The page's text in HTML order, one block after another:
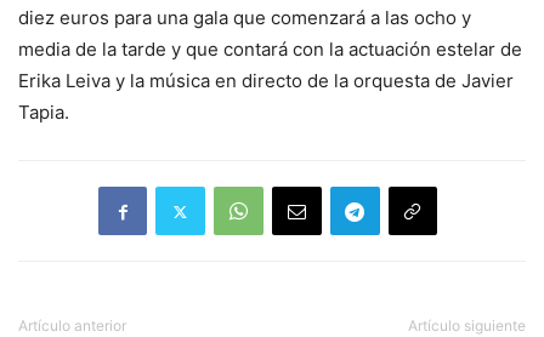
diez euros para una gala que comenzará a las ocho y
media de la tarde y que contará con la actuación estelar de
Erika Leiva y la música en directo de la orquesta de Javier
Tapia.
Artículo anterior Artículo siguiente